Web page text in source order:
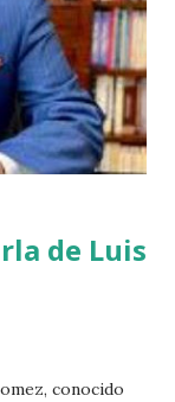
ropa empapada
ropas
luego empredi
de Luis
conocido